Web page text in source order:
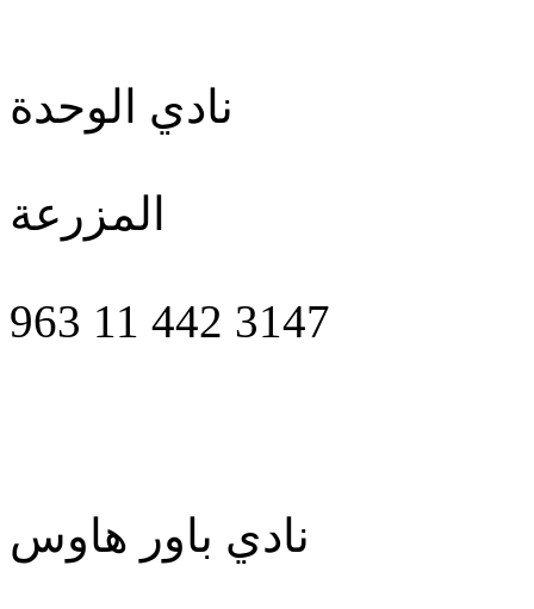
نادي الوحدة
المزرعة
963 11 442 3147
نادي باور هاوس